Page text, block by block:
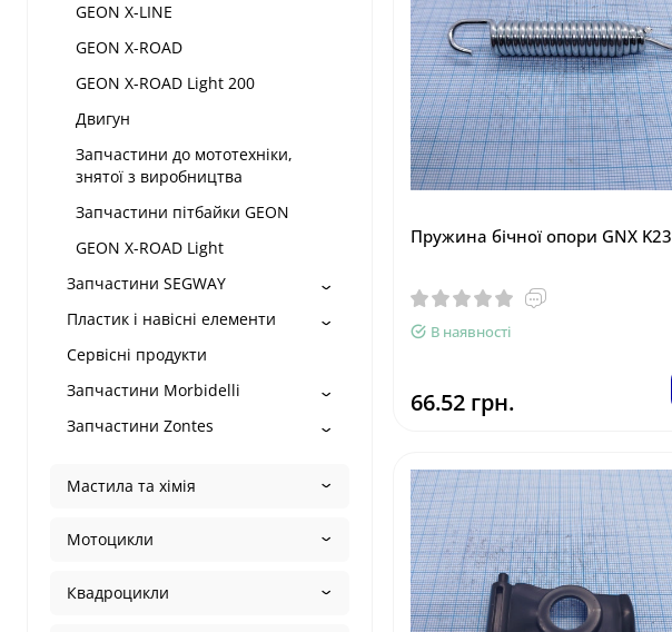
GEON X-LINE
GEON X-ROAD
GEON X-ROAD Light 200
Двигун
Запчастини до мототехніки,
знятої з виробництва
Запчастини пітбайки GEON
GEON X-ROAD Light
Запчастини SEGWAY
Пластик і навісні елементи
Сервісні продукти
Запчастини Morbidelli
Запчастини Zontes
Мастила та хімія
Мотоцикли
Квадроцикли
Пружина бічної опори GNX K23
В наявності
66.52 грн.